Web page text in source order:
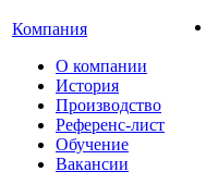
Компания
О компании
История
Производство
Референс-лист
Обучение
Вакансии